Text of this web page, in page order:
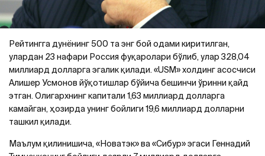
Рейтингга дунёнинг 500 та энг бой одами киритилган,
улардан 23 нафари Россия фуқаролари бўлиб, улар 328,04
миллиард долларга эгалик қилади. «USM» холдинг асосчиси
Алишер Усмонов йўқотишлар бўйича бешинчи ўринни қайд
этган. Oлигархнинг капитали 1,63 миллиард долларга
камайган, ҳозирда унинг бойлиги 19,6 миллиард долларни
ташкил қилади.
Маълум қилинишича, «Новатэк» ва «Сибур» эгаси Геннадий